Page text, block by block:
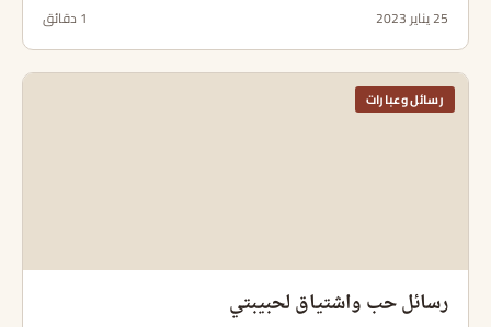
25 يناير 2023 1 دقائق
رسائل وعبارات
رسائل حب واشتياق لحبيبتي